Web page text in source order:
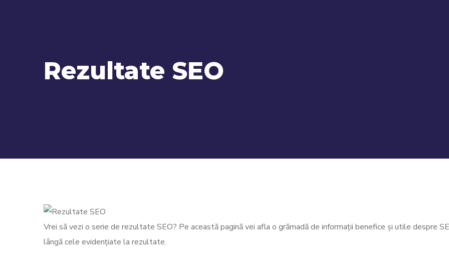
Rezultate SEO
Vrei să vezi o serie de rezultate SEO? Pe această pagină vei afla o grămadă de informații benefice și utile despre
lângă cele evidențiate la rezultate.